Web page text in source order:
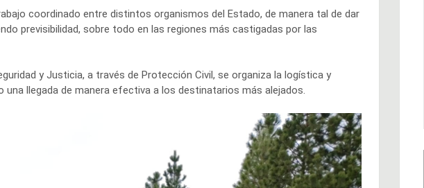
coordinado entre distintos organismos del Estado, de manera tal de dar
previsibilidad, sobre todo en las regiones más castigadas por las
y Justicia, a través de Protección Civil, se organiza la logística y
llegada de manera efectiva a los destinatarios más alejados.